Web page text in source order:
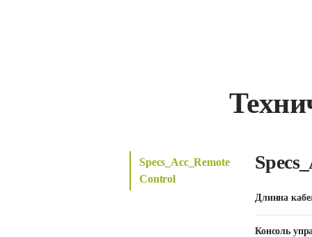
Specs_Acc_Remote
Control
Длинна
Консоль